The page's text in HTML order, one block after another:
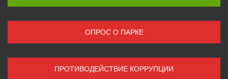
ОПРОС О ПАРКЕ
ПРОТИВОДЕЙСТВИЕ КОРРУПЦИИ